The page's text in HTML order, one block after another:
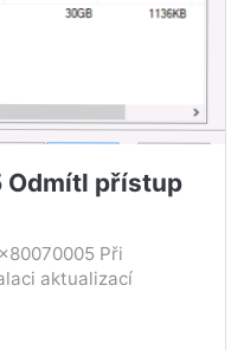
přístup
Při
aktualizací